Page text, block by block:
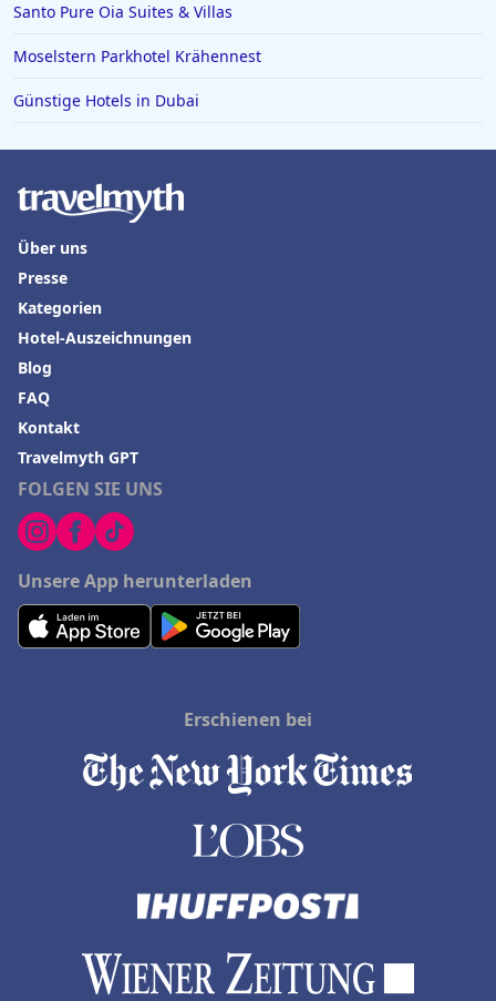
Hotels auf Malta
Santo Pure Oia Suites & Villas
Moselstern Parkhotel Krähennest
Günstige Hotels in Dubai
FOLGEN SIE UNS
Unsere App herunterladen
Über uns
Presse
Kategorien
Hotel-Auszeichnungen
Blog
FAQ
Kontakt
Travelmyth GPT
Erschienen bei